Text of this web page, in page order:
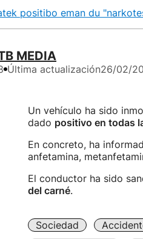
positibo eman du
MEDIA
Última actualización26/02/
Un vehículo ha sido
dado positivo en todas
En concreto, ha
anfetamina,
El conductor ha sido
del carné.
Sociedad